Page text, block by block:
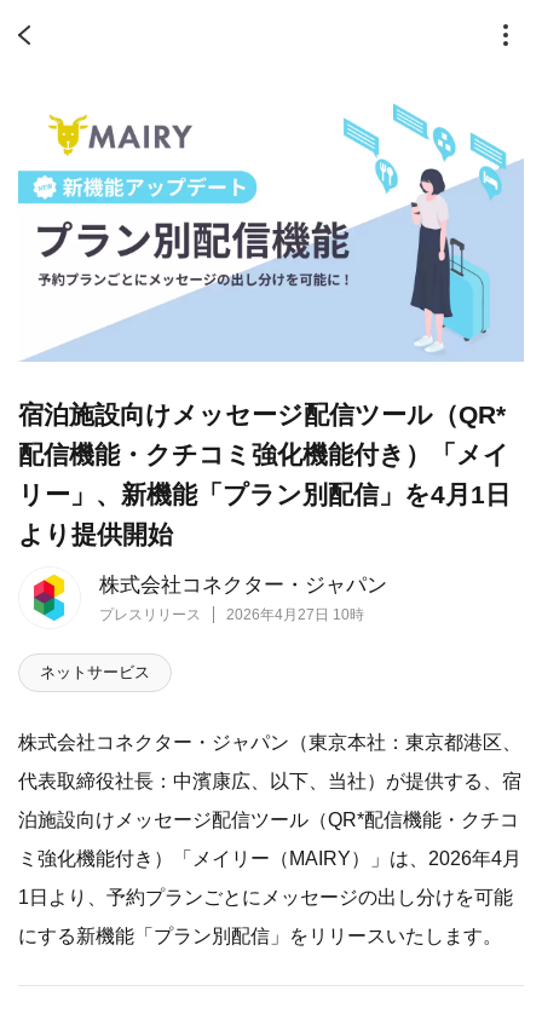
株式会社コネクター・ジャパン
プレスリリース 2026年4月27日 10時
宿泊施設向けメッセージ配信ツール（QR*
配信機能・クチコミ強化機能付き）「メイ
リー」、新機能「プラン別配信」を4月1日
より提供開始
ネットサービス
株式会社コネクター・ジャパン（東京本社：東京都港区、
代表取締役社長：中濱康広、以下、当社）が提供する、宿
泊施設向けメッセージ配信ツール（QR*配信機能・クチコ
ミ強化機能付き）「メイリー（MAIRY）」は、2026年4月
1日より、予約プランごとにメッセージの出し分けを可能
にする新機能「プラン別配信」をリリースいたします。